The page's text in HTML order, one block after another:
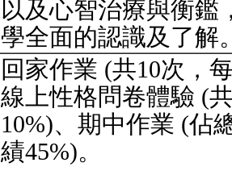
以及心智治療與衡鑑
學全面的認識及了解
回家作業 (共10次，
線上性格問卷體驗 (
10%)、期中作業 (佔
績45%)。